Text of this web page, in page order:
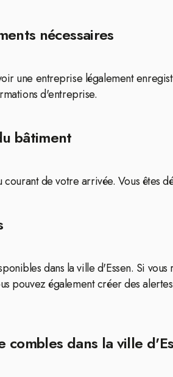
nécessaires
une entreprise légalement
d'entreprise.
bâtiment
de votre arrivée. Vous êtes
dans la ville d'Essen. Si
également créer des
combles dans la ville